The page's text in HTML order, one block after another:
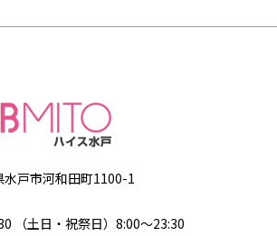
戸市河和田町1100-1
（土日・祝祭日）8:00～23:30